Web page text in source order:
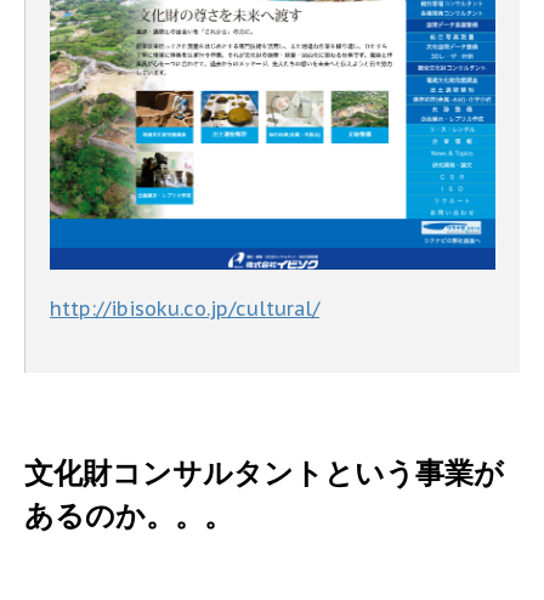
http://ibisoku.co.jp/cultural/
文化財コンサルタントという事業が
あるのか。。。